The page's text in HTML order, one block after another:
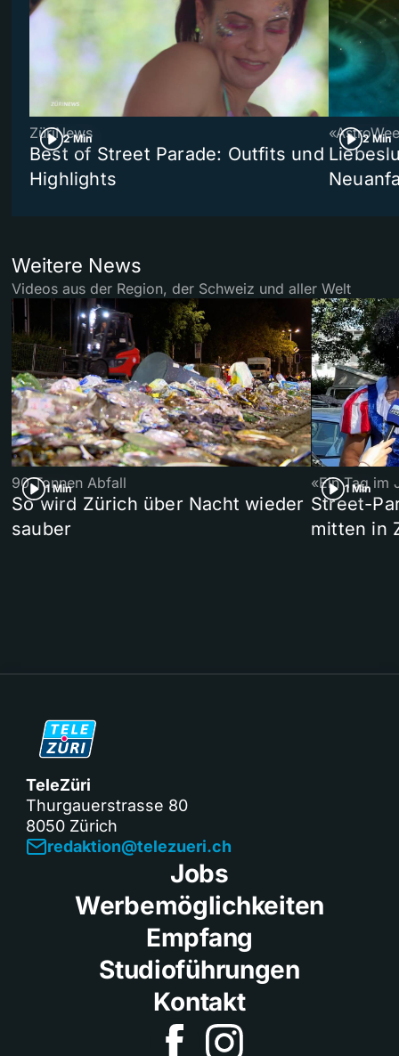
2 Min
ZüriNews
Best of Street Parade: Outfits und
Highlights
2 Min
Weitere News
Videos aus der Region, der Schweiz und aller Welt
1 Min
90 Tonnen Abfall
So wird Zürich über Nacht wieder
sauber
1 Min
«Ein Tag im
Street-
mitten in
TeleZüri
Thurgauerstrasse 80
8050 Zürich
redaktion@telezueri.ch
Jobs
Werbemöglichkeiten
Empfang
Studioführungen
Kontakt